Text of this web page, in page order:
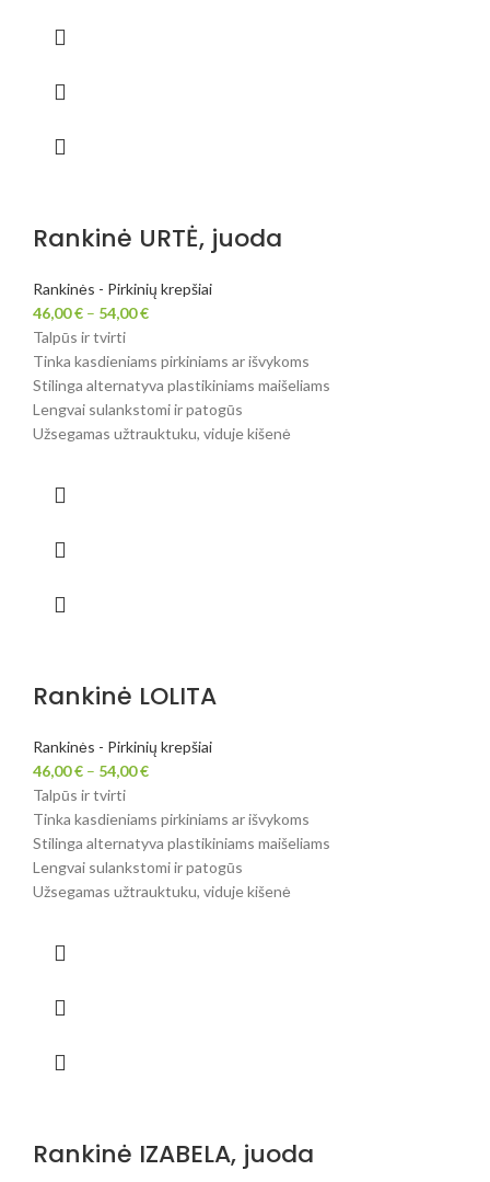
Rankinė URTĖ, juoda
Rankinės - Pirkinių krepšiai
46,00€ – 54,00€
Talpūs ir tvirti
Tinka kasdieniams pirkiniams ar išvykoms
Stilinga alternatyva plastikiniams maišeliams
Lengvai sulankstomi ir patogūs
Užsegamas užtrauktuku, viduje kišenė
Rankinė LOLITA
Rankinės - Pirkinių krepšiai
46,00€ – 54,00€
Talpūs ir tvirti
Tinka kasdieniams pirkiniams ar išvykoms
Stilinga alternatyva plastikiniams maišeliams
Lengvai sulankstomi ir patogūs
Užsegamas užtrauktuku, viduje kišenė
Rankinė IZABELA, juoda